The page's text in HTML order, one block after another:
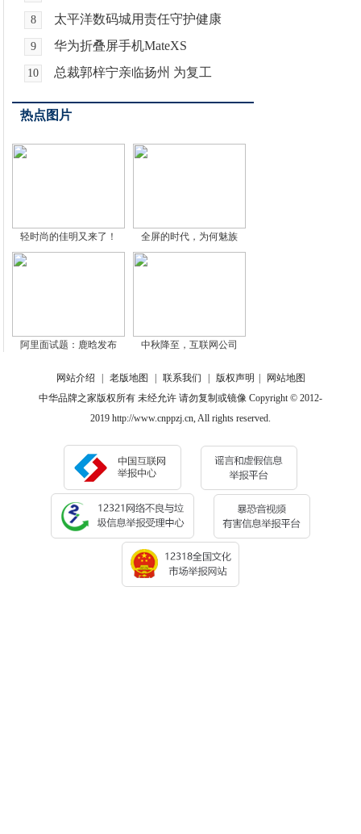
8 太平洋数码城用责任守护健康
9 华为折叠屏手机MateXS
10 总裁郭梓宁亲临扬州 为复工
热点图片
轻时尚的佳明又来了！ 全屏的时代，为何魅族
阿里面试题：鹿晗发布 中秋降至，互联网公司
网站介绍 老版地图 联系我们 版权声明
网站地图
中华品牌之家版权所有 未经允许 请勿复制或镜像 Copyright © 2012-
2019 http://www.cnppzj.cn, All rights reserved.